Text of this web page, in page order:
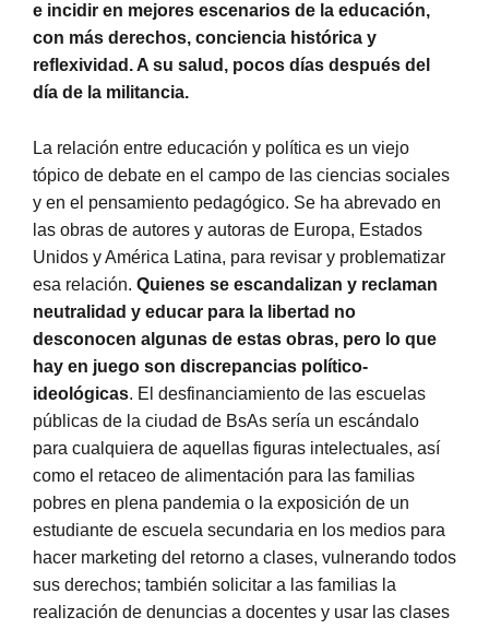
e incidir en mejores escenarios de la educación,
con más derechos, conciencia histórica y
reflexividad. A su salud, pocos días después del
día de la militancia.
La relación entre educación y política es un viejo
tópico de debate en el campo de las ciencias sociales
y en el pensamiento pedagógico. Se ha abrevado en
las obras de autores y autoras de Europa, Estados
Unidos y América Latina, para revisar y problematizar
esa relación. Quienes se escandalizan y reclaman
neutralidad y educar para la libertad no
desconocen algunas de estas obras, pero lo que
hay en juego son discrepancias político-
ideológicas. El desfinanciamiento de las escuelas
públicas de la ciudad de BsAs sería un escándalo
para cualquiera de aquellas figuras intelectuales, así
como el retaceo de alimentación para las familias
pobres en plena pandemia o la exposición de un
estudiante de escuela secundaria en los medios para
hacer marketing del retorno a clases, vulnerando todos
sus derechos; también solicitar a las familias la
realización de denuncias a docentes y usar las clases